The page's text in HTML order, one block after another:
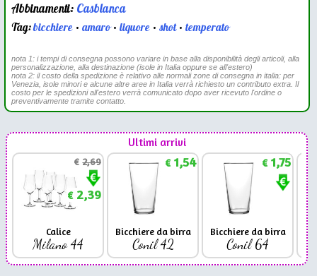
Abbinamenti: Casblanca
Tag:bicchiere •amaro•liquore •shot•temperato
nota 1: i tempi di consegna possono variare in base alla disponibilità degli articoli, alla
personalizzazione, alla destinazione (isole in Italia oppure se all'estero)
nota 2: il costo della spedizione è relativo alle normali zone di consegna in italia: per
Venezia, isole minori e alcune altre aree in Italia verrà richiesto un contributo extra. Il
costo per le spedizioni all'estero verrà comunicato dopo aver ricevuto l'ordine o
preventivamente tramite contatto.
Ultimi arrivi
€2,69
€2,39
Calice
Milano 44
€1,54
Bicchiere da birra
Conil 42
€1,75
Bicchiere da birra
Conil 64